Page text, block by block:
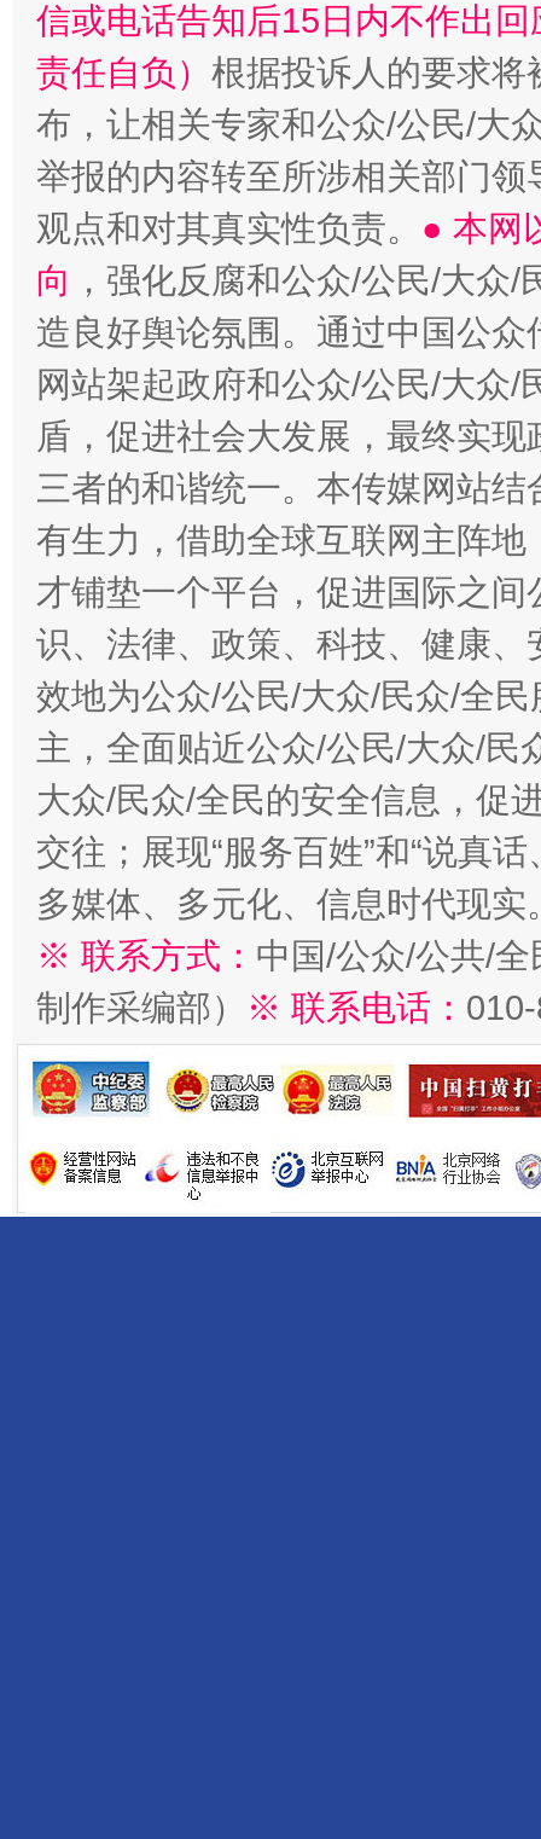
信或电话告知后15日内不作出
责任自负） 根据投诉人的要求将
布，让相关专家和公众/公民/大
举报的内容转至所涉相关部门
观点和对其真实性负责。 ● 本网
向 ，强化反腐和公众/公民/大众
造良好舆论氛围。通过中国公
网站架起政府和公众/公民/大众
盾，促进社会大发展，最终实
三者的和谐统一。本传媒网站
有生力，借助全球互联网主阵
才铺垫一个平台，促进国际之
识、法律、政策、科技、健康
效地为公众/公民/大众/民众/全
主，全面贴近公众/公民/大众/民
大众/民众/全民的安全信息，促
交往；展现“服务百姓”和“说真
多媒体、多元化、信息时代现实
※ 联系方式： 中国/公众/公共/
制作采编部）
※ 联系电话：